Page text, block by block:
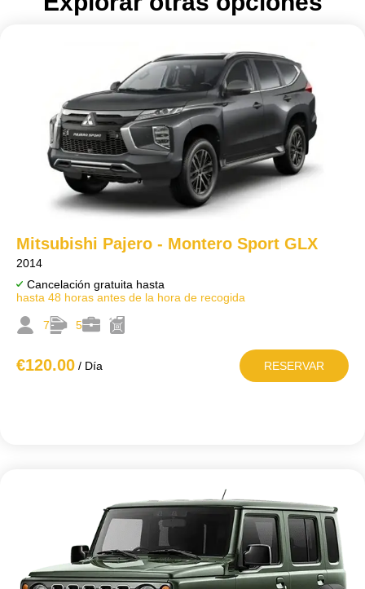
Mitsubishi Pajero - Montero Sport GLX
2014
Cancelación gratuita hasta
hasta 48 horas antes de la hora de recogida
7 5
€120.00 / Día RESERVAR